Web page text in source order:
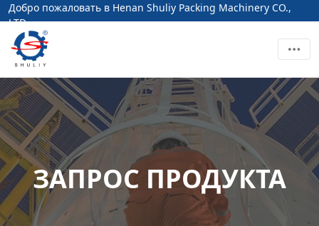
Добро пожаловать в Henan Shuliy Packing Machinery CO.,
LTD
ЗАПРОС ПРОДУКТА